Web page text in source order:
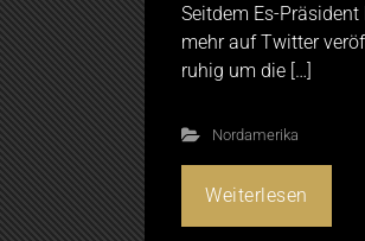
Seitdem Es-
mehr auf Twitter
ruhig um die […]
Nordamerika
Weiterlesen